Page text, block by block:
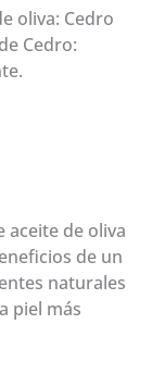
oliva: Cedro
Cedro:
aceite de oliva
de un
naturales
piel más